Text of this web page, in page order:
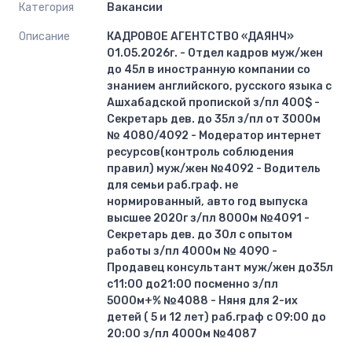
Категория Вакансии
Описание
КАДРОВОЕ АГЕНТСТВО «ДАЯНЧ»
01.05.2026г. - Отдел кадров муж/жен
до 45л в иностранную компании со
знанием английского, русского языка с
Ашхабадской пропиской з/пл 400$ -
Секретарь дев. до 35л з/пл от 3000м
№ 4080/4092 - Модератор интернет
ресурсов(контроль соблюдения
правил) муж/жен №4092 - Водитель
для семьи раб.граф. не
нормированный, авто год выпуска
высшее 2020г з/пл 8000м №4091 -
Секретарь дев. до 30л с опытом
работы з/пл 4000м № 4090 -
Продавец консультант муж/жен до35л
с11:00 до21:00 посменно з/пл
5000м+% №4088 - Няня для 2-их
детей ( 5 и 12 лет) раб.граф с 09:00 до
20:00 з/пл 4000м №4087